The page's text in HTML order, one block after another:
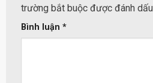
trường bắt buộc được đánh dấu
Bình luận *